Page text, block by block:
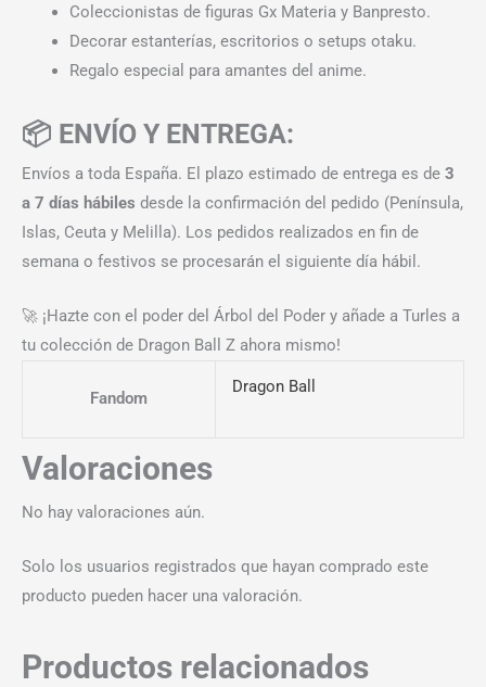
Coleccionistas de figuras Gx Materia y Banpresto.
Decorar estanterías, escritorios o setups otaku.
Regalo especial para amantes del anime.
📦 ENVÍO Y ENTREGA:
Envíos a toda España. El plazo estimado de entrega es de 3
a 7 días hábiles desde la confirmación del pedido (Península,
Islas, Ceuta y Melilla). Los pedidos realizados en fin de
semana o festivos se procesarán el siguiente día hábil.
🚀 ¡Hazte con el poder del Árbol del Poder y añade a Turles a
tu colección de Dragon Ball Z ahora mismo!
Fandom
Dragon Ball
Valoraciones
No hay valoraciones aún.
Solo los usuarios registrados que hayan comprado este
producto pueden hacer una valoración.
Productos relacionados